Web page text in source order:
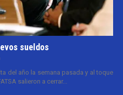
sueldos
del año la semana pasada y al toque
salieron a cerrar...